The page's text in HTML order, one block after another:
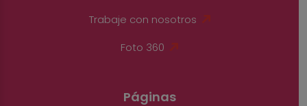
Trabaje con nosotros
Foto 360
Páginas